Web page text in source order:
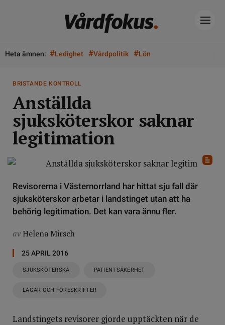
Heta ämnen: #Ledighet #Vårdpolitik #Lön
BRISTANDE KONTROLL
Anställda
sjuksköterskor saknar
legitimation
Revisorerna i Västernorrland har hittat sju fall där
sjuksköterskor arbetar i landstinget utan att ha
behörig legitimation. Det kan vara ännu fler.
av Helena Mirsch
25 APRIL 2016
SJUKSKÖTERSKA PATIENTSÄKERHET
LAGAR OCH FÖRESKRIFTER
Landstingets revisorer gjorde upptäckten när de